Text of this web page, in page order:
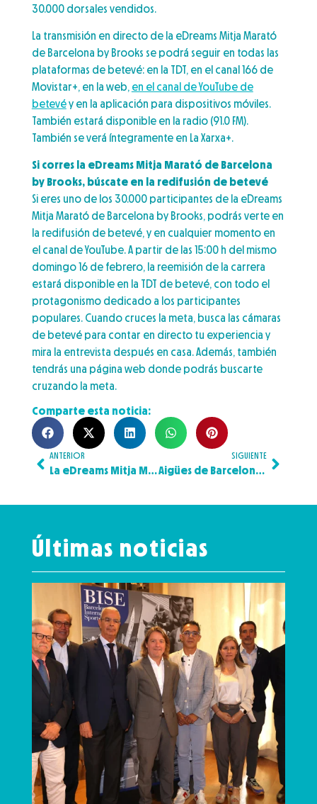
30.000 dorsales vendidos.
La transmisión en directo de la eDreams Mitja Marató
de Barcelona by Brooks se podrá seguir en todas las
plataformas de betevé: en la TDT, en el canal 166 de
Movistar+, en la web, en el canal de YouTube de
betevéy en la aplicación para dispositivos móviles.
También estará disponible en la radio (91.0 FM).
También se verá íntegramente en La Xarxa+.
Si corres la eDreams Mitja Marató de Barcelona
by Brooks, búscate en la redifusión de betevé
Si eres uno de los 30.000 participantes de la eDreams
Mitja Marató de Barcelona by Brooks, podrás verte en
la redifusión de betevé, y en cualquier momento en
el canal de YouTube. A partir de las 15:00 h del mismo
domingo 16 de febrero, la reemisión de la carrera
estará disponible en la TDT de betevé, con todo el
protagonismo dedicado a los participantes
populares. Cuando cruces la meta, busca las cámaras
de betevé para contar en directo tu experiencia y
mira la entrevista después en casa. Además, también
tendrás una página web donde podrás buscarte
cruzando la meta.
Comparte esta noticia:
ANTERIOR
La eDreams Mitja Marató Barcelona by Brooks será la segunda cita del Circuito Nacional de Running Plátano de Canarias 2025
SIGUIENTE
Aigües de Barcelona será el avituallamiento oficial sostenible este 2025 de la eDreams Mitja Marató Barcelona by Brooks y de la Zurich Marató Barcelona
Últimas noticias